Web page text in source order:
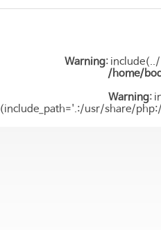
Warning: include(../
/home/
Warning:
(include_path='.:/usr/share/